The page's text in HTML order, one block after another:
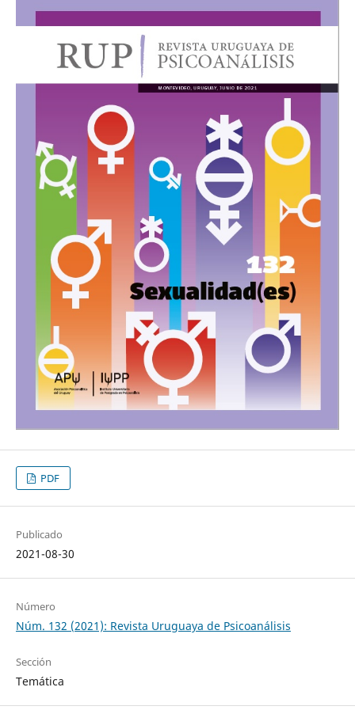
PDF
Publicado
2021-08-30
Número
Núm. 132 (2021): Revista Uruguaya de Psicoanálisis
Sección
Temática